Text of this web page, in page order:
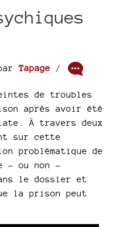
Tapage /
de troubles
après avoir été
À travers deux
sur cette
problématique de
– ou non –
le dossier et
la prison peut